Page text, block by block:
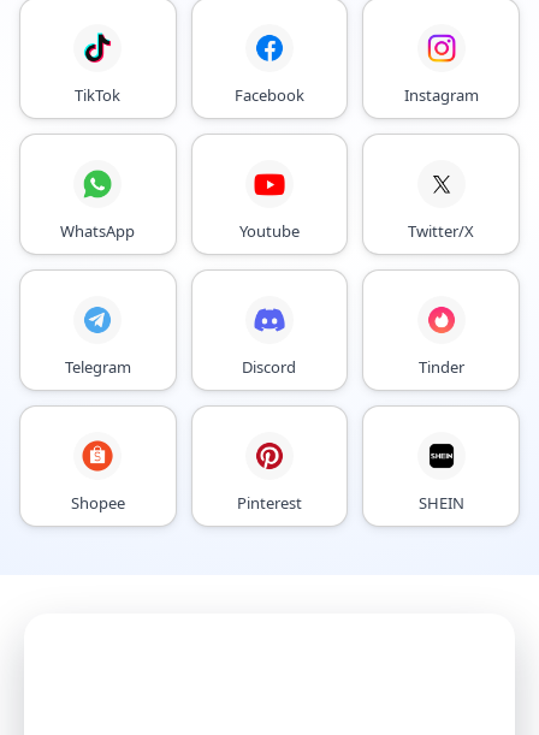
TikTok Facebook Instagram
WhatsApp Youtube Twitter/X
Telegram Discord Tinder
Shopee Pinterest SHEIN